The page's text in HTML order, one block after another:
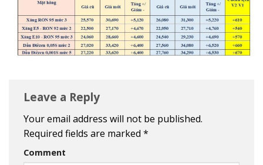
Leave a Reply
Your email address will not be published.
Required fields are marked *
Comment